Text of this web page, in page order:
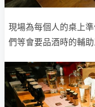
現場為每個人的桌上
們等會要品酒時的輔助